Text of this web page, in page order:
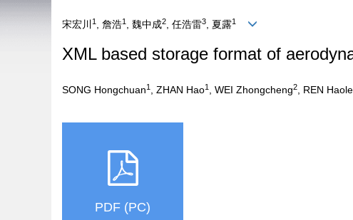
宋宏川 1 , 詹浩1 , 魏中成2, 任浩雷3, 夏露1
XML based storage format of
SONG Hongchuan1 , ZHAN Hao1 , WEI Zhongcheng2 , REN
PDF (PC)